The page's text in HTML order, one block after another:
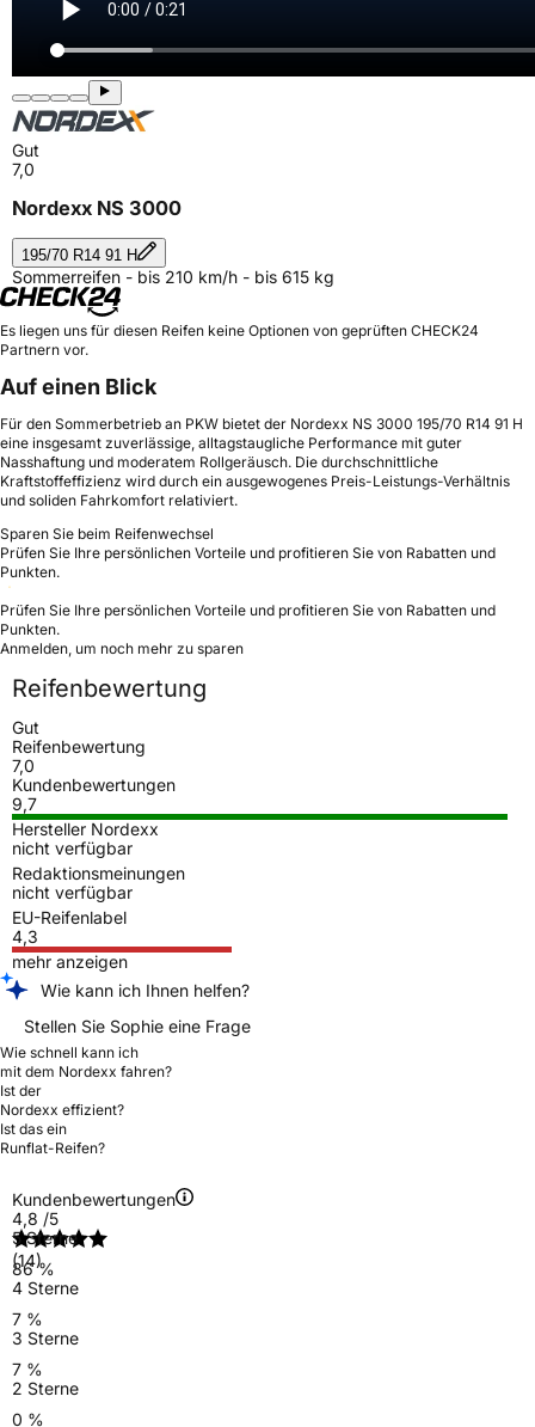
Gut
7,0
Nordexx NS 3000
195/70 R14 91 H
Sommerreifen - bis 210 km/h - bis 615 kg
Es liegen uns für diesen Reifen keine Optionen von geprüften CHECK24
Partnern vor.
Auf einen Blick
Für den Sommerbetrieb an PKW bietet der Nordexx NS 3000 195/70 R14 91 H
eine insgesamt zuverlässige, alltagstaugliche Performance mit guter
Nasshaftung und moderatem Rollgeräusch. Die durchschnittliche
Kraftstoffeffizienz wird durch ein ausgewogenes Preis-Leistungs-Verhältnis
und soliden Fahrkomfort relativiert.
Sparen Sie beim Reifenwechsel
Prüfen Sie Ihre persönlichen Vorteile und profitieren Sie von Rabatten und
Punkten.
Prüfen Sie Ihre persönlichen Vorteile und profitieren Sie von Rabatten und
Punkten.
Anmelden, um noch mehr zu sparen
Reifenbewertung
Gut
Reifenbewertung
7,0
Kundenbewertungen
9,7
Hersteller Nordexx
nicht verfügbar
Redaktionsmeinungen
nicht verfügbar
EU-Reifenlabel
4,3
mehr anzeigen
Wie kann ich Ihnen helfen?
Stellen Sie Sophie eine Frage
Wie schnell kann ich
mit dem Nordexx fahren?
Ist der
Nordexx effizient?
Ist das ein
Runflat-Reifen?
Kundenbewertungen
4,8 /5
(14)
5 Sterne
86 %
4 Sterne
7 %
3 Sterne
7 %
2 Sterne
0 %